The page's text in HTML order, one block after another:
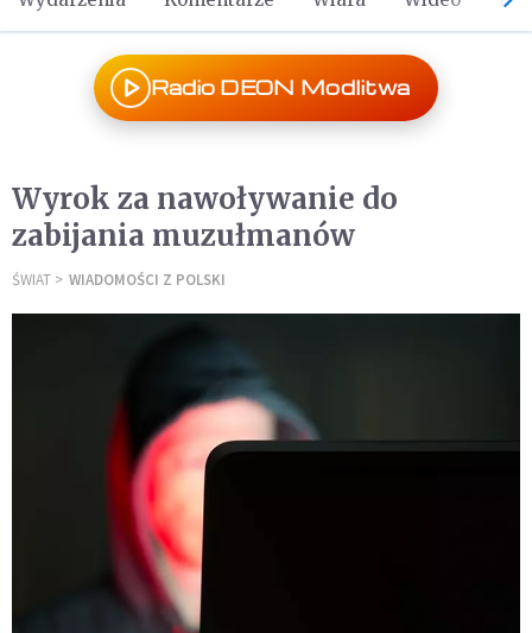
Radio DEON Modlitwa
Wyrok za nawoływanie do
zabijania muzułmanów
ŚWIAT WIADOMOŚCI Z POLSKI